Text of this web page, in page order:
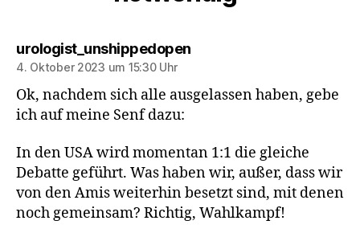
urologist_unshippedopensagt:
4. Oktober 2023 um 15:30 Uhr
Ok, nachdem sich alle ausgelassen haben, gebe
ich auf meine Senf dazu:
In den USA wird momentan 1:1 die gleiche
Debatte geführt. Was haben wir, außer, dass wir
von den Amis weiterhin besetzt sind, mit denen
noch gemeinsam? Richtig, Wahlkampf!